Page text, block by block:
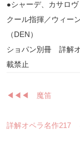
●シャーデ、カサロ
クール指揮／ウィー
（DEN）
ショパン別冊 詳解
載禁止
◀︎◀︎◀︎ 魔笛
詳解オペラ名作217